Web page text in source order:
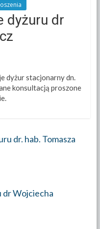
dyżuru dr
dyżur stacjonarny dn.
konsultacją proszone
dr. hab. Tomasza
dr Wojciecha